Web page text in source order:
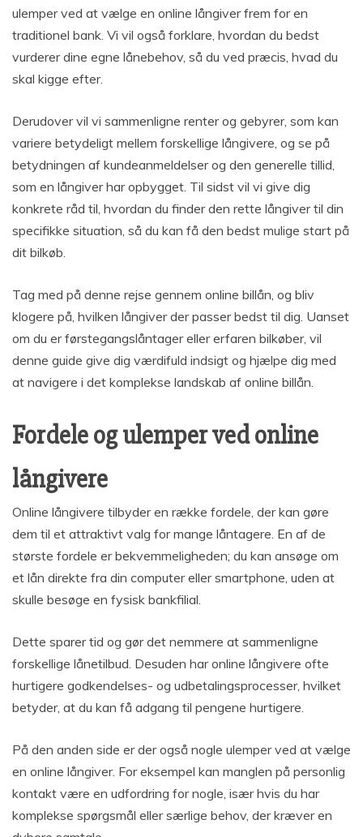
ulemper ved at vælge en online långiver frem for en
traditionel bank. Vi vil også forklare, hvordan du bedst
vurderer dine egne lånebehov, så du ved præcis, hvad du
skal kigge efter.
Derudover vil vi sammenligne renter og gebyrer, som kan
variere betydeligt mellem forskellige långivere, og se på
betydningen af kundeanmeldelser og den generelle tillid,
som en långiver har opbygget. Til sidst vil vi give dig
konkrete råd til, hvordan du finder den rette långiver til din
specifikke situation, så du kan få den bedst mulige start på
dit bilkøb.
Tag med på denne rejse gennem online billån, og bliv
klogere på, hvilken långiver der passer bedst til dig. Uanset
om du er førstegangslåntager eller erfaren bilkøber, vil
denne guide give dig værdifuld indsigt og hjælpe dig med
at navigere i det komplekse landskab af online billån.
Fordele og ulemper ved online
långivere
Online långivere tilbyder en række fordele, der kan gøre
dem til et attraktivt valg for mange låntagere. En af de
største fordele er bekvemmeligheden; du kan ansøge om
et lån direkte fra din computer eller smartphone, uden at
skulle besøge en fysisk bankfilial.
Dette sparer tid og gør det nemmere at sammenligne
forskellige lånetilbud. Desuden har online långivere ofte
hurtigere godkendelses- og udbetalingsprocesser, hvilket
betyder, at du kan få adgang til pengene hurtigere.
På den anden side er der også nogle ulemper ved at vælge
en online långiver. For eksempel kan manglen på personlig
kontakt være en udfordring for nogle, især hvis du har
komplekse spørgsmål eller særlige behov, der kræver en